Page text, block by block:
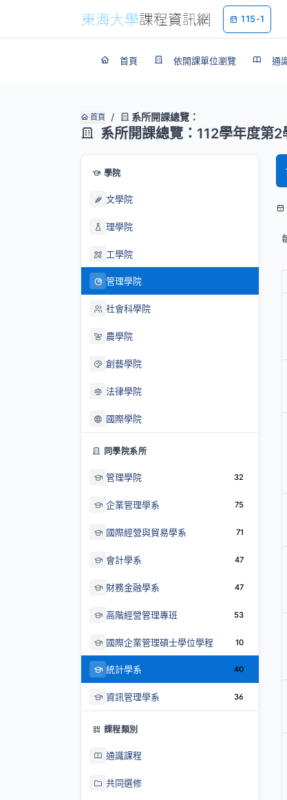
115-1
首頁 依開課單位瀏覽 通
首頁 系所開課總覽：
系所開課總覽：112學年度第2
學院
文學院
理學院
工學院
管理學院
社會科學院
農學院
創藝學院
法律學院
國際學院
同學院系所
管理學院 32
企業管理學系 75
國際經營與貿易學系 71
會計學系 47
財務金融學系 47
高階經營管理專班 53
國際企業管理碩士學位學程 10
統計學系 40
資訊管理學系 36
課程類別
通識課程
共同選修